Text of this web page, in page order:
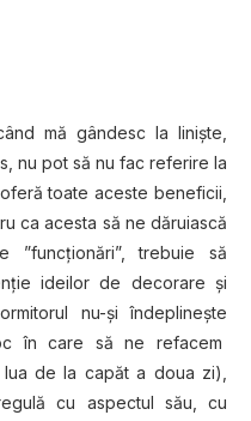
mă gândesc la liniște,
nu pot să nu fac referire la
toate aceste beneficii,
ca acesta să ne dăruiască
”funcționări”, trebuie să
ideilor de decorare și
nu-și îndeplinește
în care să ne refacem
de la capăt a doua zi),
cu aspectul său, cu